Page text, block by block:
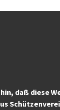
daß diese